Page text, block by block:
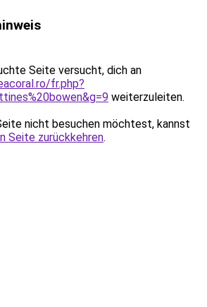
Seite versucht, dich an
fr.php?
weiterzuleiten.
nicht besuchen möchtest, kannst
Seite zurückkehren.